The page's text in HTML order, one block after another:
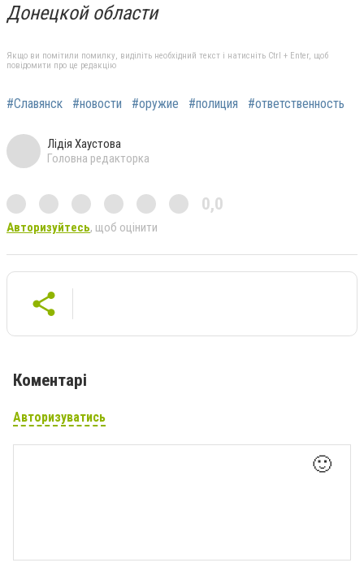
Донецкой области
Якщо ви помітили помилку, виділіть необхідний текст і натисніть Ctrl + Enter, щоб
повідомити про це редакцію
#Славянск #новости #оружие #полиция #ответственность
Лідія Хаустова
Головна редакторка
0,0
Авторизуйтесь, щоб оцінити
Коментарі
Авторизуватись
🙂